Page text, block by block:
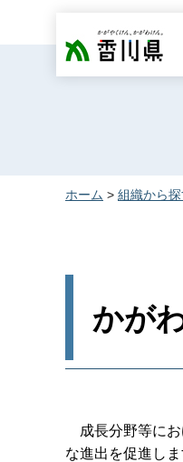
香川県
ホーム > 組織から探
かが
成長分野等にお
な進出を促進しま